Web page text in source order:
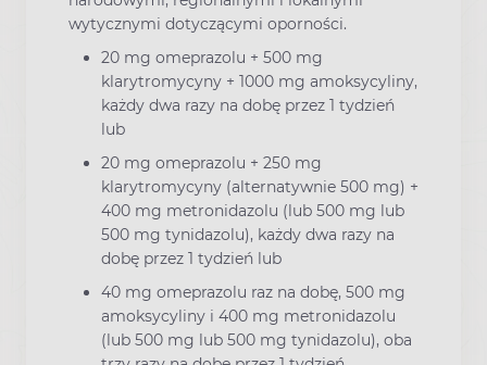
wytycznymi dotyczącymi oporności.
20 mg omeprazolu + 500 mg
klarytromycyny + 1000 mg amoksycyliny,
każdy dwa razy na dobę przez 1 tydzień
lub
20 mg omeprazolu + 250 mg
klarytromycyny (alternatywnie 500 mg) +
400 mg metronidazolu (lub 500 mg lub
500 mg tynidazolu), każdy dwa razy na
dobę przez 1 tydzień lub
40 mg omeprazolu raz na dobę, 500 mg
amoksycyliny i 400 mg metronidazolu
(lub 500 mg lub 500 mg tynidazolu), oba